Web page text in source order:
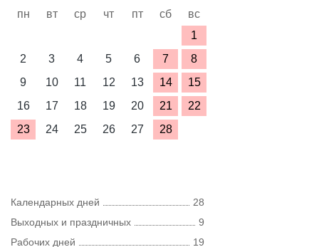
пн вт ср чт пт сб
вс
1
2
3 4 5 6 7
8
9
10 11 12 13 14
15
16
17 18 19 20 21
22
23
24 25 26 27 28
Календарных дней
28
Выходных и праздничных
9
Рабочих дней
19